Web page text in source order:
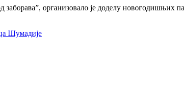
организовало је доделу новогодишњих
Шумадије